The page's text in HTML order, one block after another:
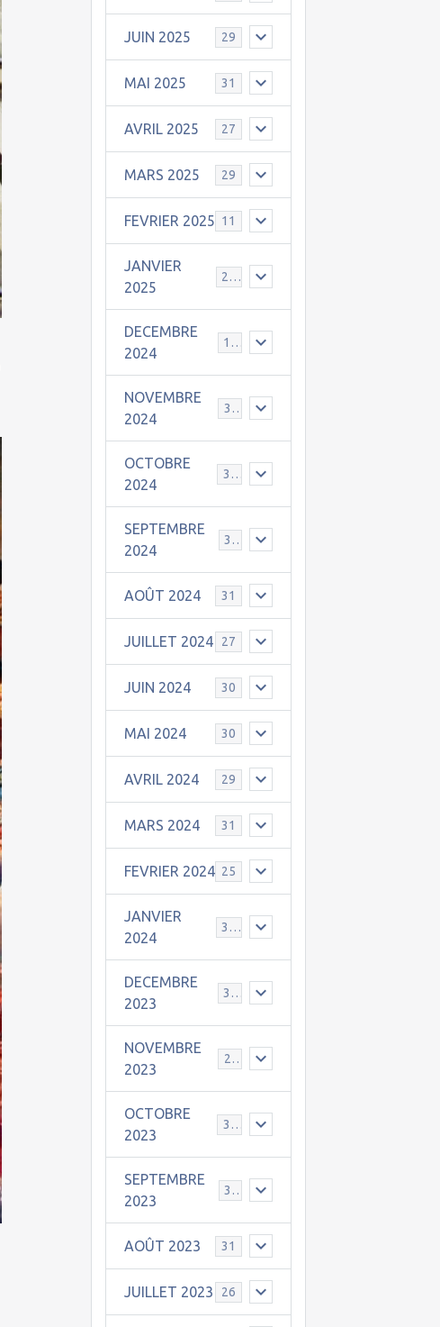
JUIN 2025 29
MAI 2025 31
AVRIL 2025 27
MARS 2025 29
FEVRIER 2025 11
JANVIER
2025
25
DECEMBRE
2024
19
NOVEMBRE
2024
30
OCTOBRE
2024
31
SEPTEMBRE
2024
30
AOÛT 2024 31
JUILLET 2024 27
JUIN 2024 30
MAI 2024 30
AVRIL 2024 29
MARS 2024 31
FEVRIER 2024 25
JANVIER
2024
30
DECEMBRE
2023
31
NOVEMBRE
2023
24
OCTOBRE
2023
31
SEPTEMBRE
2023
30
AOÛT 2023 31
JUILLET 2023 26